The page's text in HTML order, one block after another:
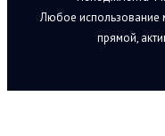
Любое использование
прямой,